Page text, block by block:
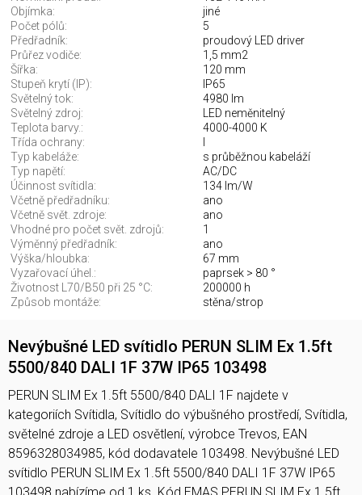
Objímka:
jiné
Počet pólů:
5
Předřadník:
proudový LED driver
Průřez vodiče:
1,5 mm2
Šířka:
120 mm
Stupeň krytí (IP):
IP65
Světelný tok:
4980 lm
Světelný zdroj:
LED neměnitelný
Teplota barvy.:
4000-4000 K
Třída ochrany:
Typ kabeláže:
s průběžnou kabeláží
Typ napětí:
AC/DC
Účinnost svítidla:
134 lm/W
Včetně předřadníku:
ano
Včetně svět. zdroje:
ano
Vhodné pro počet svět. zdrojů:
1
Výměnný předřadník:
ano
Výška/hloubka:
67 mm
Vyzařovací úhel.:
paprsek > 80 °
Životnost L70/B50 při 25 °C:
200000 h
Způsob montáže:
stěna/strop
Nevýbušné LED svítidlo PERUN SLIM Ex 1.5ft
5500/840 DALI 1F 37W IP65 103498
PERUN SLIM Ex 1.5ft 5500/840 DALI 1F najdete v
kategoriích Svítidla, Svítidlo do výbušného prostředí, Svítidla,
světelné zdroje a LED osvětlení, výrobce Trevos, EAN
8596328034985, kód dodavatele 103498. Nevýbušné LED
svítidlo PERUN SLIM Ex 1.5ft 5500/840 DALI 1F 37W IP65